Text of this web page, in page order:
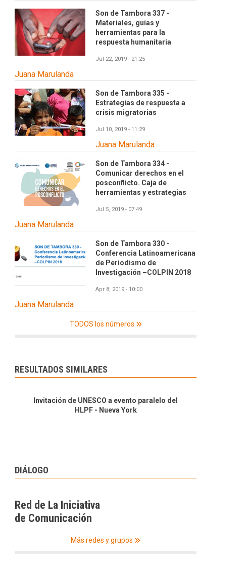
Son de Tambora 337 -
Materiales, guías y
herramientas para la
respuesta humanitaria
Jul 22, 2019 - 21:25
Juana Marulanda
Son de Tambora 335 -
Estrategias de respuesta a
crisis migratorias
Jul 10, 2019 - 11:29
Juana Marulanda
Son de Tambora 334 -
Comunicar derechos en el
posconflicto. Caja de
herramientas y estrategias
Jul 5, 2019 - 07:49
Juana Marulanda
Son de Tambora 330 -
Conferencia Latinoamericana
de Periodismo de
Investigación –COLPIN 2018
Apr 8, 2019 - 10:00
Juana Marulanda
TODOS los números
RESULTADOS SIMILARES
Invitación de UNESCO a evento paralelo del
HLPF - Nueva York
DIÁLOGO
Red de La Iniciativa
de Comunicación
Más redes y grupos